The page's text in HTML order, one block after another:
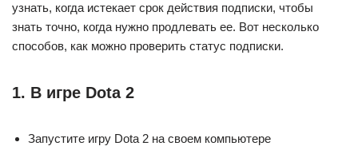
узнать, когда истекает срок действия подписки, чтобы
знать точно, когда нужно продлевать ее. Вот несколько
способов, как можно проверить статус подписки.
1. В игре Dota 2
Запустите игру Dota 2 на своем компьютере